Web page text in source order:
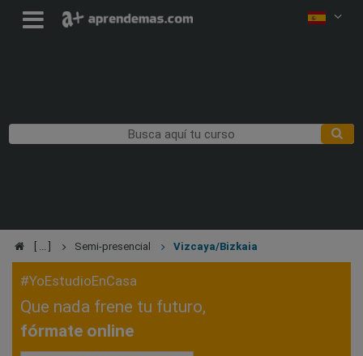
Semi-presencial Vizcaya/Bizkaia
#YoEstudioEnCasa
Que nada frene tu futuro,
fórmate online